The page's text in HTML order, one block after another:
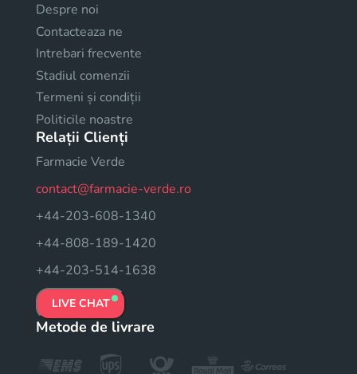
Despre noi
Contacteaza ne
Intrebari frecvente
Stadiul comenzii
Termeni și condiții
Politicile noastre
Relații Clienți
Farmacie Verde
contact@farmacie-verde.ro
+44-203-608-1340
+44-808-189-1420
+44-203-514-1638
LIVE CHAT
Metode de livrare